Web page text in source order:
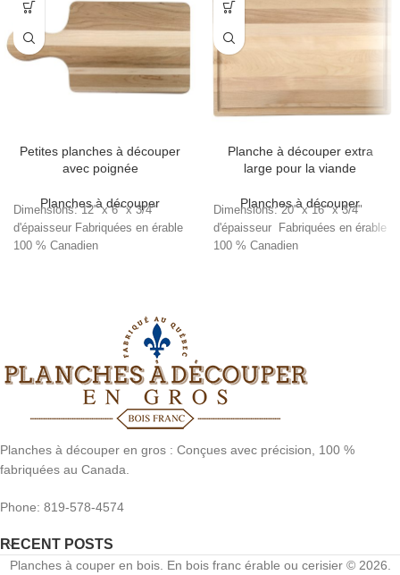
Petites planches à découper
avec poignée
Planches à découper
Dimensions: 12" x 6" x 3/4"
d'épaisseur Fabriquées en érable
100 % Canadien
Planche à découper extra
large pour la viande
Planches à découper
Dimensions: 20" x 16" x 3/4"
d'épaisseur Fabriquées en érable
100 % Canadien
Planches à découper en gros : Conçues avec précision, 100 %
fabriquées au Canada.
Phone: 819-578-4574
RECENT POSTS
Planches à couper en bois. En bois franc érable ou cerisier © 2026.